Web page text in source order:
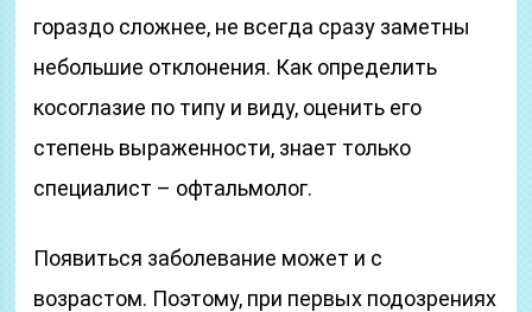
гораздо сложнее, не всегда сразу заметны
небольшие отклонения. Как определить
косоглазие по типу и виду, оценить его
степень выраженности, знает только
специалист – офтальмолог.
Появиться заболевание может и с
возрастом. Поэтому, при первых подозрениях